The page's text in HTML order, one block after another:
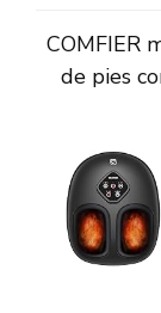
COMFIER
de pies